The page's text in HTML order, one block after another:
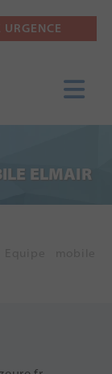
URGENCE
ELMAIR